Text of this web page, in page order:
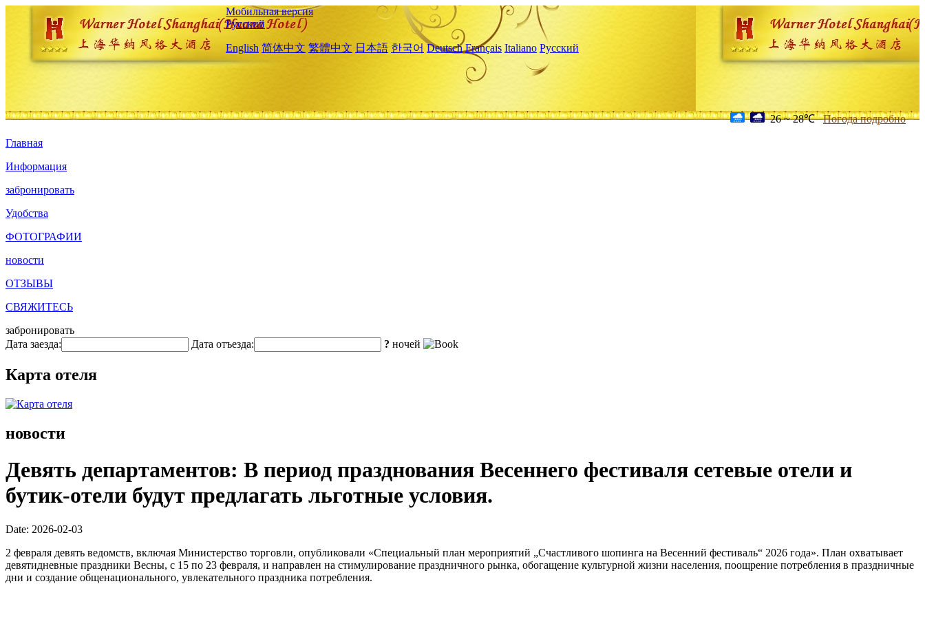
Мобильная версия
Русский
English 简体中文 繁體中文 日本語 한국어 Deutsch Français Italiano Русский
26 ~ 28℃ Погода подробно
Главная
Информация
забронировать
Удобства
ФОТОГРАФИИ
новости
ОТЗЫВЫ
СВЯЖИТЕСЬ
забронировать
Дата заезда:
Дата отъезда: ? ночей
Карта отеля
новости
Девять департаментов: В период празднования Весеннего фестиваля сетевые отели и
бутик-отели будут предлагать льготные условия.
Date: 2026-02-03
2 февраля девять ведомств, включая Министерство торговли, опубликовали «Специальный план мероприятий „Счастливого шопинга на Весенний фестиваль“ 2026 года». План охватывает
девятидневные праздники Весны, с 15 по 23 февраля, и направлен на стимулирование праздничного рынка, обогащение культурной жизни населения, поощрение потребления в праздничные
дни и создание общенационального, увлекательного праздника потребления.